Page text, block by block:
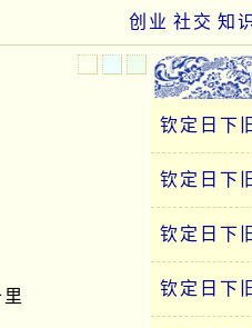
知
社交
创业
钦定日下
钦定日下
钦定日下
钦定日下